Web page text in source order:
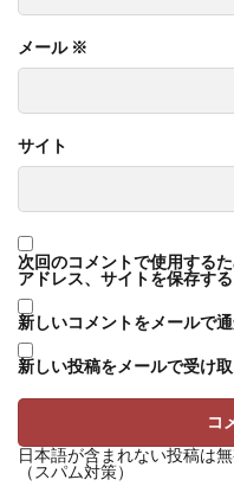
メール ※
サイト
次回のコメントで使用する
アドレス、サイトを保存する
新しいコメントをメールで
新しい投稿をメールで受け
日本語が含まれない投稿は
（スパム対策）